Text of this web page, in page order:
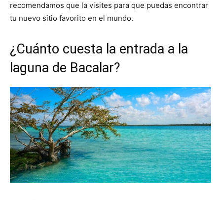
recomendamos que la visites para que puedas encontrar
tu nuevo sitio favorito en el mundo.
¿Cuánto cuesta la entrada a la
laguna de Bacalar?